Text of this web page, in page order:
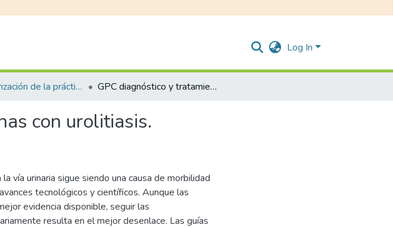
Log In
Estandarización de la práctica clínica GPC diagnóstico y tratamiento de personas con urolitiasis.
con urolitiasis.
vía urinaria sigue siendo una causa de morbilidad
tecnológicos y científicos. Aunque las
evidencia disponible, seguir las
resulta en el mejor desenlace. Las guías